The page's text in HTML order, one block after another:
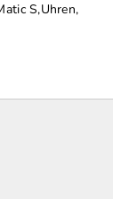
S,Uhren,